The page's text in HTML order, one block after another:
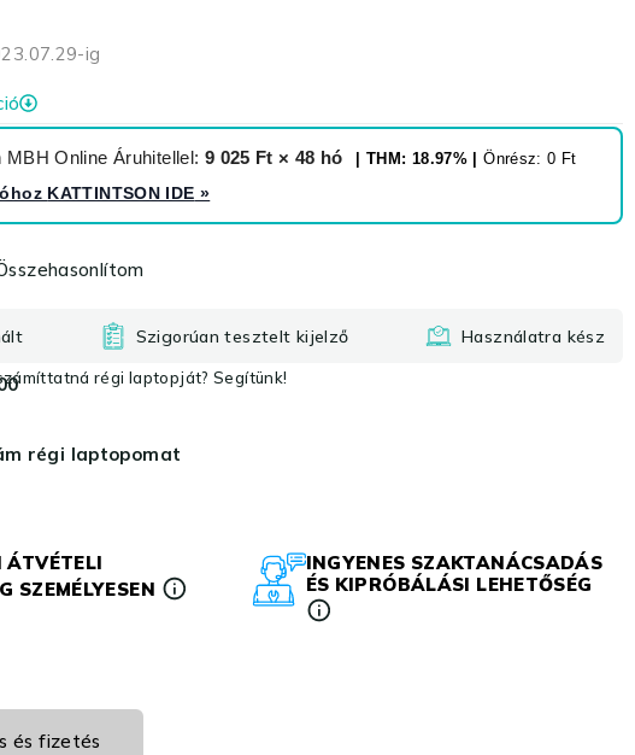
ig
MBH Online Áruhitellel: 9 025 Ft × 48 hó | THM: 18.97% |Önrész: 0 Ft
KATTINTSON IDE »
Szigorúan tesztelt kijelző Használatra kész
régi laptopját? Segítünk!
régi laptopomat
SZEMÉLYESEN
INGYENES SZAKTANÁCSADÁS
ÉS KIPRÓBÁLÁSI LEHETŐSÉG
és fizetés